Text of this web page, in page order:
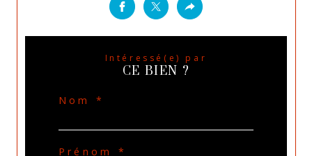
Intéressé(e) par
CE BIEN ?
Nom *
Prénom *